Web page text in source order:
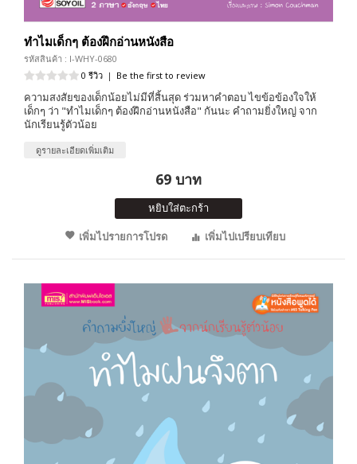
ทำไมเด็กๆ ต้องฝึกอ่านหนังสือ
รหัสสินค้า : I-WHY-0680
0 รีวิว | Be the first to review
ความสงสัยของเด็กน้อยไม่มีที่สิ้นสุด ร่วมหาคำตอบ ไขข้อข้องใจให้
เด็กๆ ว่า "ทำไมเด็กๆ ต้องฝึกอ่านหนังสือ" กันนะ คำถามยิ่งใหญ่ จาก
นักเรียนรู้ตัวน้อย
ดูรายละเอียดเพิ่มเติม
69 บาท
หยิบใส่ตะกร้า
เพิ่มไปรายการโปรด
เพิ่มไปเปรียบเทียบ